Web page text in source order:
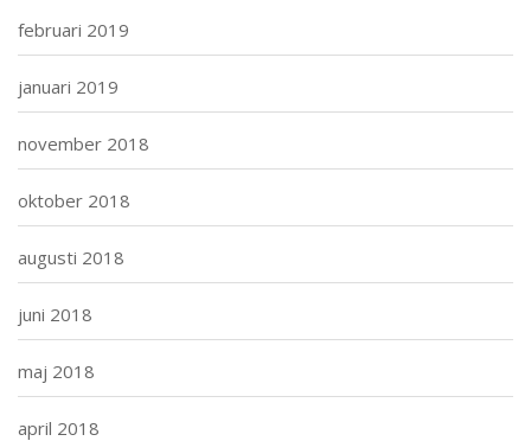
februari 2019
januari 2019
november 2018
oktober 2018
augusti 2018
juni 2018
maj 2018
april 2018